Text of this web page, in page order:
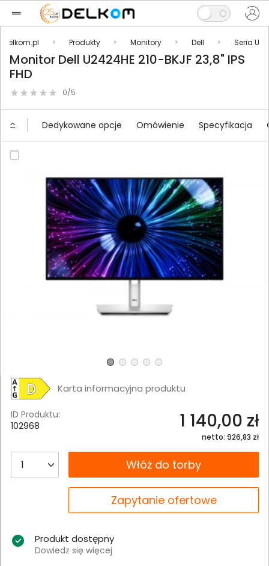
Delkom.pl Produkty Monitory Dell Seria U
Monitor Dell U2424HE 210-BKJF 23,8" IPS
FHD
0/5
Dedykowane opcje Omówienie Specyfikacja
Karta informacyjna produktu
ID Produktu:
102968
1 140,00 zł
netto: 926,83 zł
__B2C.PRODUCT.QUANTITYWłóż do torby
Zapytanie ofertowe
Produkt dostępny
Dowiedz się więcej